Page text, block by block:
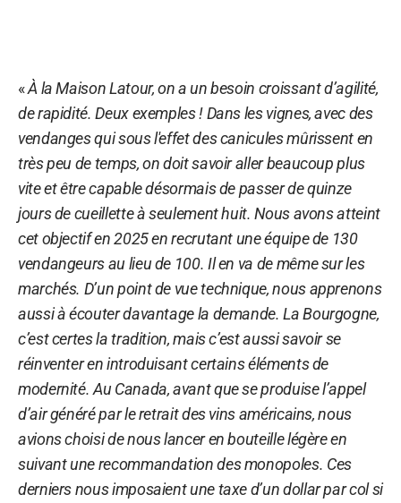
«À la Maison Latour, on a un besoin croissant d’agilité,
de rapidité. Deux exemples ! Dans les vignes, avec des
vendanges qui sous l'effet des canicules mûrissent en
très peu de temps, on doit savoir aller beaucoup plus
vite et être capable désormais de passer de quinze
jours de cueillette à seulement huit. Nous avons atteint
cet objectif en 2025 en recrutant une équipe de 130
vendangeurs au lieu de 100. Il en va de même sur les
marchés. D’un point de vue technique, nous apprenons
aussi à écouter davantage la demande. La Bourgogne,
c’est certes la tradition, mais c’est aussi savoir se
réinventer en introduisant certains éléments de
modernité. Au Canada, avant que se produise l’appel
d’air généré par le retrait des vins américains, nous
avions choisi de nous lancer en bouteille légère en
suivant une recommandation des monopoles. Ces
derniers nous imposaient une taxe d’un dollar par col si